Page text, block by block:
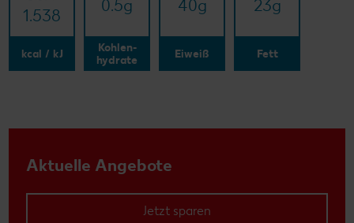
1.538
kcal / kJ
0.5g
Kohlen-
hydrate
40g
Eiweiß
23g
Fett
Aktuelle Angebote
Jetzt sparen